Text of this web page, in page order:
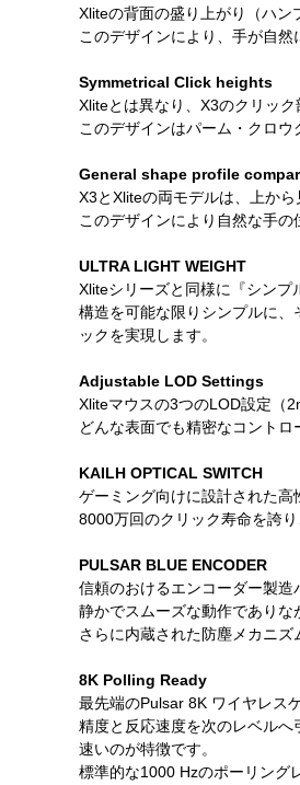
Xliteの背面の盛り上がり（ハン
このデザインにより、手が自
Symmetrical Click heights
Xliteとは異なり、X3のクリック
このデザインはパーム・クロ
General shape profile
X3とXliteの両モデルは、上か
このデザインにより自然な手
ULTRA LIGHT WEIGHT
Xliteシリーズと同様に『シンプ
構造を可能な限りシンプルに
ックを実現します。
Adjustable LOD Settings
Xliteマウスの3つのLOD設定（
どんな表面でも精密なコントロ
KAILH OPTICAL SWITCH
ゲーミング向けに設計された高
8000万回のクリック寿命を誇
PULSAR BLUE ENCODER
信頼のおけるエンコーダー製造
静かでスムーズな動作でありな
さらに内蔵された防塵メカニ
8K Polling Ready
最先端のPulsar 8K ワイヤレス
精度と反応速度を次のレベル
速いのが特徴です。
標準的な1000 Hzのポーリング